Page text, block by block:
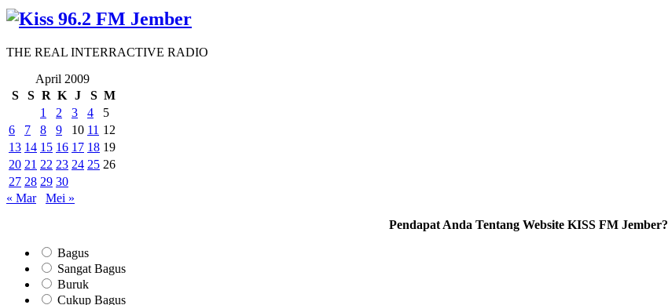
THE REAL INTERRACTIVE RADIO
April 2009
S
S R K J S M
1
2 3 4
5
6
7 8 9 10 11 12
13 14 15 16 17 18 19
20 21 22 23 24 25 26
27 28 29 30
« Mar
Mei »
Pendapat Anda Tentang Website KISS FM Jember?
Bagus
Sangat Bagus
Buruk
Cukup Bagus